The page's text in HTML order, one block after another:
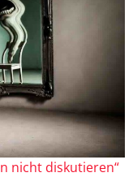
nicht diskutieren“